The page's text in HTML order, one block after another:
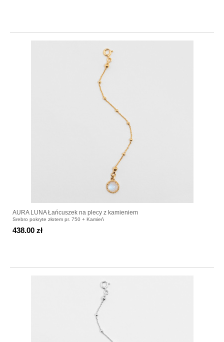
AURA LUNA Łańcuszek na plecy z kamieniem
Srebro pokryte złotem pr. 750 + Kamień
438.00 zł